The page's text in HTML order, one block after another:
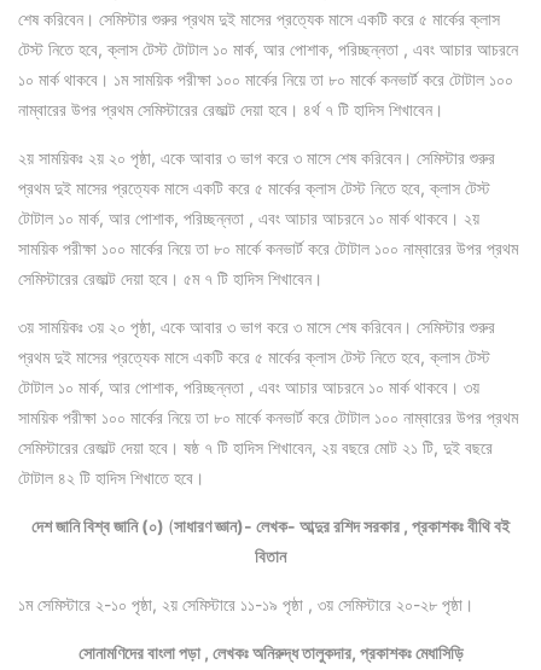
শেষ করিবেন। সেমিস্টার শুরুর প্রথম দুই মাসের প্রত্যেক মাসে একটি করে ৫ মার্কের ক্লাস
টেস্ট নিতে হবে, ক্লাস টেস্ট টোটাল ১০ মার্ক, আর পোশাক, পরিচ্ছন্নতা , এবং আচার আচরনে
১০ মার্ক থাকবে। ১ম সাময়িক পরীক্ষা ১০০ মার্কের নিয়ে তা ৮০ মার্কে কনভার্ট করে টোটাল ১০০
নাম্বারের উপর প্রথম সেমিস্টারের রেজাল্ট দেয়া হবে। ৪র্থ ৭ টি হাদিস শিখাবেন।
২য় সাময়িকঃ ২য় ২০ পৃষ্ঠা, একে আবার ৩ ভাগ করে ৩ মাসে শেষ করিবেন। সেমিস্টার শুরুর
প্রথম দুই মাসের প্রত্যেক মাসে একটি করে ৫ মার্কের ক্লাস টেস্ট নিতে হবে, ক্লাস টেস্ট
টোটাল ১০ মার্ক, আর পোশাক, পরিচ্ছন্নতা , এবং আচার আচরনে ১০ মার্ক থাকবে। ২য়
সাময়িক পরীক্ষা ১০০ মার্কের নিয়ে তা ৮০ মার্কে কনভার্ট করে টোটাল ১০০ নাম্বারের উপর প্রথম
সেমিস্টারের রেজাল্ট দেয়া হবে। ৫ম ৭ টি হাদিস শিখাবেন।
৩য় সাময়িকঃ ৩য় ২০ পৃষ্ঠা, একে আবার ৩ ভাগ করে ৩ মাসে শেষ করিবেন। সেমিস্টার শুরুর
প্রথম দুই মাসের প্রত্যেক মাসে একটি করে ৫ মার্কের ক্লাস টেস্ট নিতে হবে, ক্লাস টেস্ট
টোটাল ১০ মার্ক, আর পোশাক, পরিচ্ছন্নতা , এবং আচার আচরনে ১০ মার্ক থাকবে। ৩য়
সাময়িক পরীক্ষা ১০০ মার্কের নিয়ে তা ৮০ মার্কে কনভার্ট করে টোটাল ১০০ নাম্বারের উপর প্রথম
সেমিস্টারের রেজাল্ট দেয়া হবে। ষষ্ঠ ৭ টি হাদিস শিখাবেন, ২য় বছরে মোট ২১ টি, দুই বছরে
টোটাল ৪২ টি হাদিস শিখাতে হবে।
দেশ জানি বিশ্ব জানি (০) (সাধারণ জ্ঞান)- লেখক- আব্দুর রশিদ সরকার , প্রকাশকঃ বীথি বই
বিতান
১ম সেমিস্টারে ২-১০ পৃষ্ঠা, ২য় সেমিস্টারে ১১-১৯ পৃষ্ঠা , ৩য় সেমিস্টারে ২০-২৮ পৃষ্ঠা।
সোনামণিদের বাংলা পড়া , লেখকঃ অনিরুদ্ধ তালুকদার, প্রকাশকঃ মেধাসিড়ি